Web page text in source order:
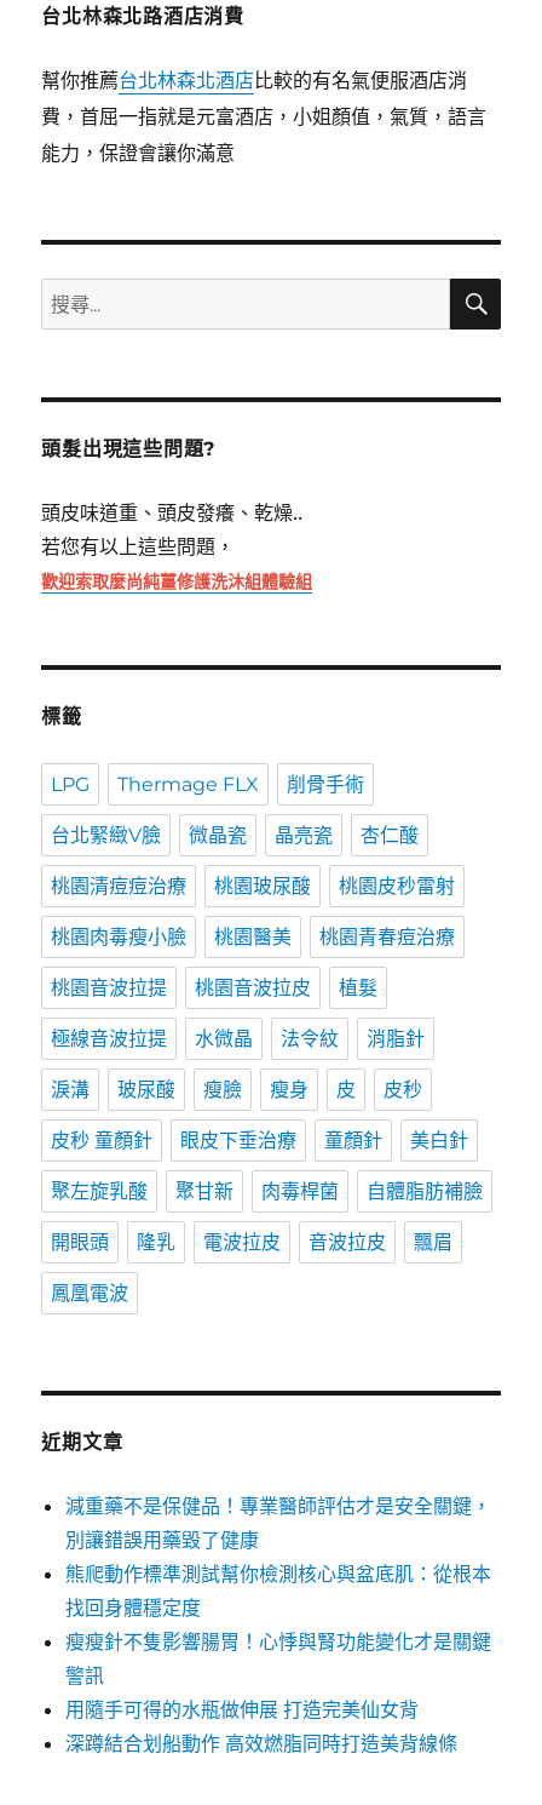
台北林森北路酒店消費
幫你推薦台北林森北酒店比較的有名氣便服酒店消
費，首屈一指就是元富酒店，小姐顏值，氣質，語言
能力，保證會讓你滿意
搜
尋
鍵
搜
頭髮出現這些問題?
頭皮味道重、頭皮發癢、乾燥..
若您有以上這些問題，
歡迎索取麼尚純薑修護洗沐組體驗組
標籤
LPG Thermage FLX 削骨手術
台北緊緻V臉 微晶瓷 晶亮瓷 杏仁酸
桃園清痘痘治療 桃園玻尿酸 桃園皮秒雷射
桃園肉毒瘦小臉 桃園醫美 桃園青春痘治療
桃園音波拉提 桃園音波拉皮 植髮
極線音波拉提 水微晶 法令紋 消脂針
淚溝 玻尿酸 瘦臉 瘦身 皮 皮秒
皮秒 童顏針 眼皮下垂治療 童顏針 美白針
聚左旋乳酸 聚甘新 肉毒桿菌 自體脂肪補臉
開眼頭 隆乳 電波拉皮 音波拉皮 飄眉
鳳凰電波
近期文章
減重藥不是保健品！專業醫師評估才是安全關鍵，
別讓錯誤用藥毀了健康
熊爬動作標準測試幫你檢測核心與盆底肌：從根本
找回身體穩定度
瘦瘦針不隻影響腸胃！心悸與腎功能變化才是關鍵
警訊
用隨手可得的水瓶做伸展 打造完美仙女背
深蹲結合划船動作 高效燃脂同時打造美背線條